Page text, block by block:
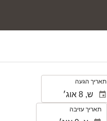
תאריך הגעה
תאריך עזיבה